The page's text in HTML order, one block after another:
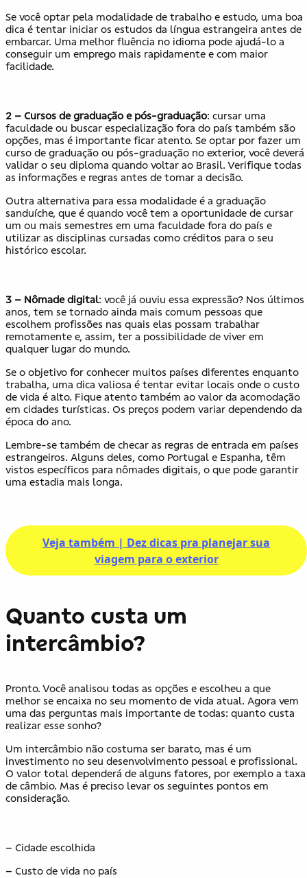
Se você optar pela modalidade de trabalho e estudo, uma boa
dica é tentar iniciar os estudos da língua estrangeira antes de
embarcar. Uma melhor fluência no idioma pode ajudá-lo a
conseguir um emprego mais rapidamente e com maior
facilidade.
2 – Cursos de graduação e pós-graduação: cursar uma
faculdade ou buscar especialização fora do país também são
opções, mas é importante ficar atento. Se optar por fazer um
curso de graduação ou pós-graduação no exterior, você deverá
validar o seu diploma quando voltar ao Brasil. Verifique todas
as informações e regras antes de tomar a decisão.
Outra alternativa para essa modalidade é a graduação
sanduíche, que é quando você tem a oportunidade de cursar
um ou mais semestres em uma faculdade fora do país e
utilizar as disciplinas cursadas como créditos para o seu
histórico escolar.
3 – Nômade digital: você já ouviu essa expressão? Nos últimos
anos, tem se tornado ainda mais comum pessoas que
escolhem profissões nas quais elas possam trabalhar
remotamente e, assim, ter a possibilidade de viver em
qualquer lugar do mundo.
Se o objetivo for conhecer muitos países diferentes enquanto
trabalha, uma dica valiosa é tentar evitar locais onde o custo
de vida é alto. Fique atento também ao valor da acomodação
em cidades turísticas. Os preços podem variar dependendo da
época do ano.
Lembre-se também de checar as regras de entrada em países
estrangeiros. Alguns deles, como Portugal e Espanha, têm
vistos específicos para nômades digitais, o que pode garantir
uma estadia mais longa.
Veja também | Dez dicas pra planejar sua
viagem para o exterior
Quanto custa um
intercâmbio?
Pronto. Você analisou todas as opções e escolheu a que
melhor se encaixa no seu momento de vida atual. Agora vem
uma das perguntas mais importante de todas: quanto custa
realizar esse sonho?
Um intercâmbio não costuma ser barato, mas é um
investimento no seu desenvolvimento pessoal e profissional.
O valor total dependerá de alguns fatores, por exemplo a taxa
de câmbio. Mas é preciso levar os seguintes pontos em
consideração.
– Cidade escolhida
– Custo de vida no país